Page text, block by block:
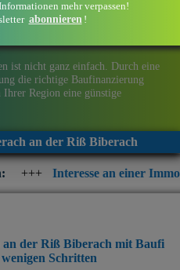
ist nicht ganz einfach. Durch eine
die richtige Baufinanzierung
Region eine günstige
an der Riß Biberach
an einer
mehr verpassen!
abonnieren !
der Riß Biberach mit Baufi
Schritten